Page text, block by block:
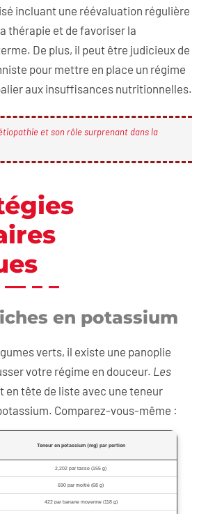
incluant une réévaluation régulière
thérapie et de favoriser la
De plus, il peut être judicieux de
pour mettre en place un régime
aux insuffisances nutritionnelles.
et son rôle surprenant dans la
en potassium
verts, il existe une panoplie
votre régime en douceur. Les
en tête de liste avec une teneur
Comparez-vous-même :
Teneur en potassium (mg) par portion
2,202 par tasse (155 g)
690 par moitié (68 g)
422 par banane moyenne (118 g)